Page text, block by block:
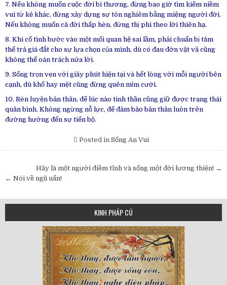
7. Nếu không muốn cuộc đời bi thương, đừng bao giờ tìm kiếm niềm
vui từ kẻ khác, đừng xây dựng sự tôn nghiêm bằng miệng người đời.
Nếu không muốn cả đời thấp hèn, đừng thị phi theo lời thiên hạ.
8. Khi cố tình bước vào một mối quan hệ sai lầm, phải chuẩn bị tâm
thế trả giá đắt cho sự lựa chọn của mình, dù có đau đớn vật vã cũng
không thể oán trách nửa lời.
9. Sống trọn vẹn với giây phút hiện tại và hết lòng với mỗi người bên
cạnh, dù khổ hay mệt cũng đừng quên mỉm cười.
10. Rèn luyện bản thân, để lúc nào tinh thần cũng giữ được trạng thái
quân bình. Không ngừng nỗ lực, để đảm bảo bản thân luôn trên
đường hướng đến sự tiến bộ.
Posted in Sống An Vui
navigation
Hãy là một người điềm tĩnh và sống một đời lương thiện! →
← Nói về ngũ uẩn!
KINH PHÁP CÚ